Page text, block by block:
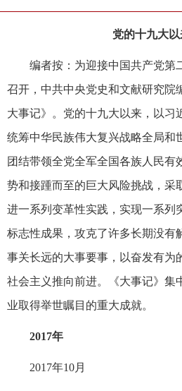
党的十九大
编者按：为迎接中国共产党第
召开，中共中央党史和文献研究院
大事记》。党的十九大以来，以习
统筹中华民族伟大复兴战略全局和
团结带领全党全军全国各族人民有
势和接踵而至的巨大风险挑战，采
进一系列变革性实践，实现一系列
标志性成果，攻克了许多长期没有
事关长远的大事要事，以奋发有为
社会主义推向前进。《大事记》集
业取得举世瞩目的重大成就。
2017年
2017年10月